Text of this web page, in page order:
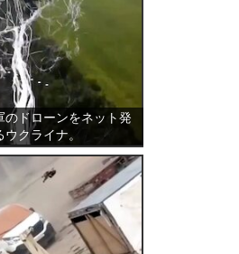
のドローンをネット発
クライナ。